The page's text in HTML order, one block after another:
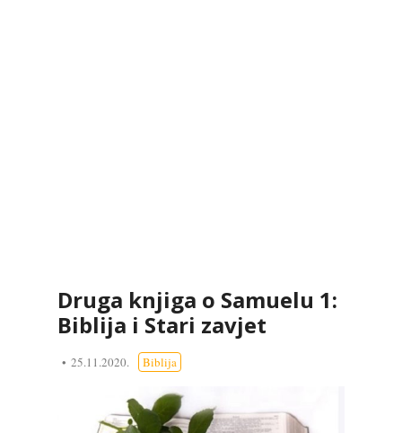
Druga knjiga o Samuelu 1:
Biblija i Stari zavjet
25.11.2020. Biblija